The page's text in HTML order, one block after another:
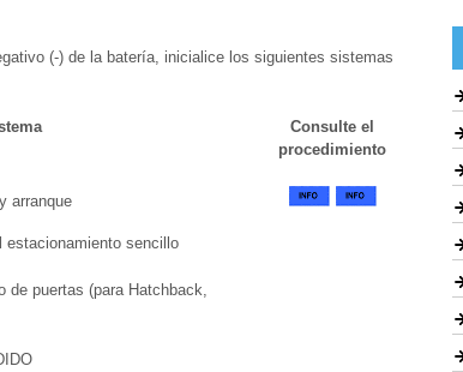
(-) de la batería, inicialice los siguientes sistemas
Consulte el
procedimiento
arranque
sencillo
de puertas (para Hatchback,